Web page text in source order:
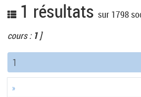
1 résultats sur 1798
cours : 1]
1
»